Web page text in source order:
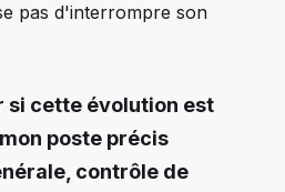
pas d'interrompre son
si cette évolution est
poste précis
contrôle de